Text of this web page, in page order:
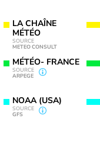
LA CHAÎNE
MÉTÉO
SOURCE
METEO CONSULT
MÉTÉO- FRANCE
SOURCE
ARPEGE
NOAA (USA)
SOURCE
GFS